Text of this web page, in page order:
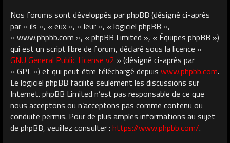
Nos forums sont développés par phpBB (désigné ci-après
par « ils », « eux », « leur », « logiciel phpBB »,
« www.phpbb.com », « phpBB Limited », « Équipes phpBB »)
qui est un script libre de forum, déclaré sous la licence «
GNU General Public License v2 » (désigné ci-après par
« GPL ») et qui peut être téléchargé depuis www.phpbb.com.
Le logiciel phpBB facilite seulement les discussions sur
Internet. phpBB Limited n’est pas responsable de ce que
nous acceptons ou n’acceptons pas comme contenu ou
conduite permis. Pour de plus amples informations au sujet
de phpBB, veuillez consulter : https://www.phpbb.com/.